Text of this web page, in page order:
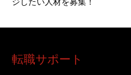
ジしたい人材を募集！
転職サポート